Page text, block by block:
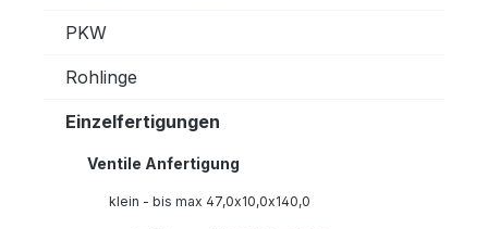
PKW
Rohlinge
Einzelfertigungen
Ventile Anfertigung
klein - bis max 47,0x10,0x140,0